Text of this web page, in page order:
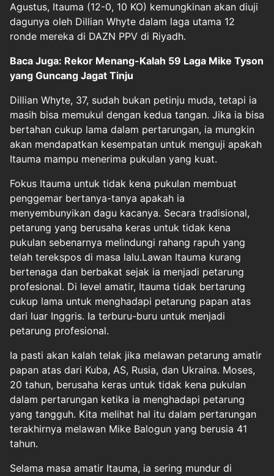
Agustus, Itauma (12-0, 10 KO) kemungkinan akan diuji
dagunya oleh Dillian Whyte dalam laga utama 12
ronde mereka di DAZN PPV di Riyadh.
Baca Juga: Rekor Menang-Kalah 59 Laga Mike Tyson
yang Guncang Jagat Tinju
Dillian Whyte, 37, sudah bukan petinju muda, tetapi ia
masih bisa memukul dengan kedua tangan. Jika ia bisa
bertahan cukup lama dalam pertarungan, ia mungkin
akan mendapatkan kesempatan untuk menguji apakah
Itauma mampu menerima pukulan yang kuat.
Fokus Itauma untuk tidak kena pukulan membuat
penggemar bertanya-tanya apakah ia
menyembunyikan dagu kacanya. Secara tradisional,
petarung yang berusaha keras untuk tidak kena
pukulan sebenarnya melindungi rahang rapuh yang
telah terekspos di masa lalu.Lawan Itauma kurang
bertenaga dan berbakat sejak ia menjadi petarung
profesional. Di level amatir, Itauma tidak bertarung
cukup lama untuk menghadapi petarung papan atas
dari luar Inggris. Ia terburu-buru untuk menjadi
petarung profesional.
Ia pasti akan kalah telak jika melawan petarung amatir
papan atas dari Kuba, AS, Rusia, dan Ukraina. Moses,
20 tahun, berusaha keras untuk tidak kena pukulan
dalam pertarungan ketika ia menghadapi petarung
yang tangguh. Kita melihat hal itu dalam pertarungan
terakhirnya melawan Mike Balogun yang berusia 41
tahun.
Selama masa amatir Itauma, ia sering mundur di